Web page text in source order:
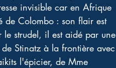
invisible car en Afrique
de Colombo : son flair est
le strudel, il est aidé par une
Stinatz à la frontière avec
l'épicier, de Mme